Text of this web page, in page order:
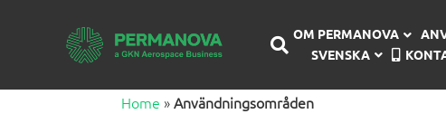
OM PERMANOVA
SVENSKA
Home »Användningsområden